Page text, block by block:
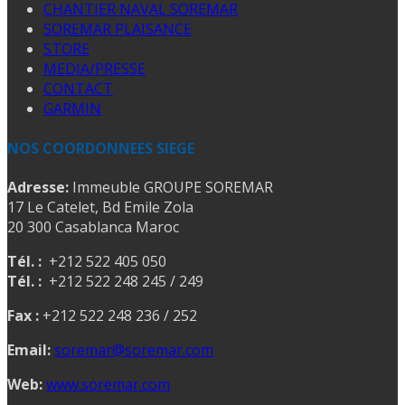
CHANTIER NAVAL SOREMAR
SOREMAR PLAISANCE
STORE
MEDIA/PRESSE
CONTACT
GARMIN
NOS COORDONNEES SIEGE
Adresse: Immeuble GROUPE SOREMAR
17 Le Catelet, Bd Emile Zola
20 300 Casablanca Maroc
Tél. : +212 522 405 050
Tél. : +212 522 248 245 / 249
Fax : +212 522 248 236 / 252
Email:soremar@soremar.com
Web:www.soremar.com